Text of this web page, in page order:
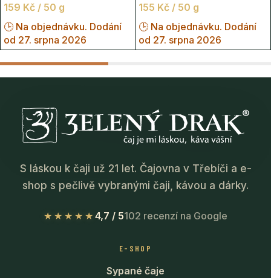
159 Kč / 50 g
🕒 Na objednávku. Dodání
od 27. srpna 2026
155 Kč / 50 g
🕒 Na objednávku. Dodání
od 27. srpna 2026
S láskou k čaji už 21 let. Čajovna v Třebíči a e-
shop s pečlivě vybranými čaji, kávou a dárky.
★★★★★ 4,7 / 5102 recenzí na Google
E-SHOP
Sypané čaje